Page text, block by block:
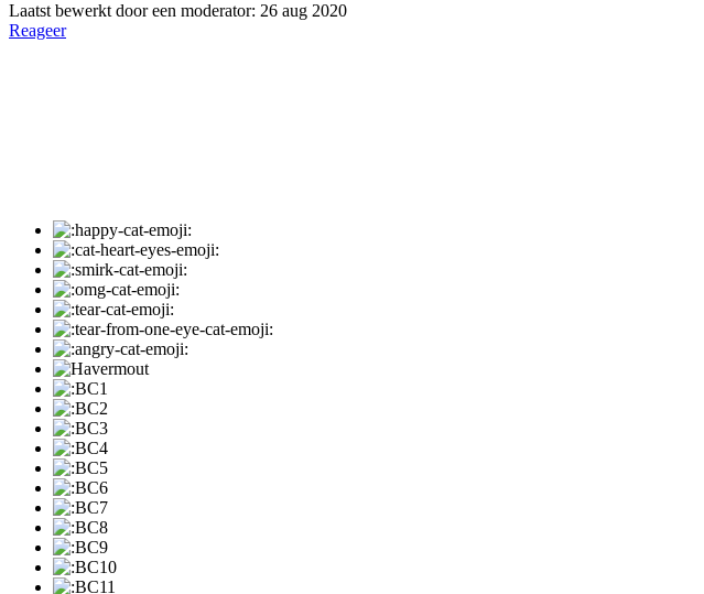
Laatst bewerkt door een moderator: 26 aug 2020
Reageer